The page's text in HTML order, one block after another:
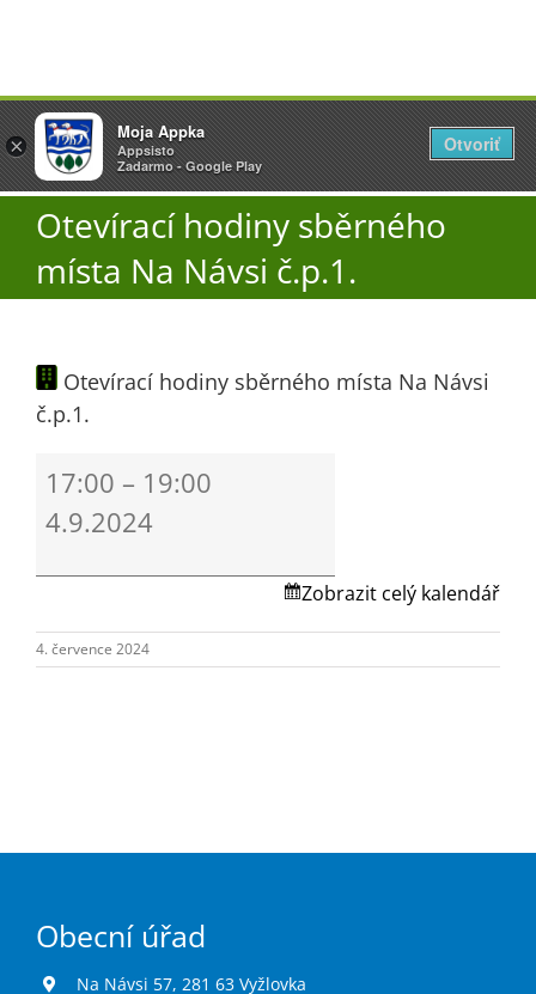
Přeskočit
na
obsah
Úřad
O obci
Aktuality
Otevírací hodiny sběrného
místa Na Návsi č.p.1.
Otevírací hodiny sběrného místa Na Návsi
č.p.1.
hodiny
sběrného
Na
č.p.1.
17:00 – 19:00
4.9.2024
Zobrazit celý kalendář
4. července 2024
Obecní úřad
Na Návsi 57, 281 63 Vyžlovka
×
Vyžlovka
AppSisto
- In Google Play
Otevřít
×
Moja Appka
Appsisto
Zadarmo - Google Play
Otvoriť